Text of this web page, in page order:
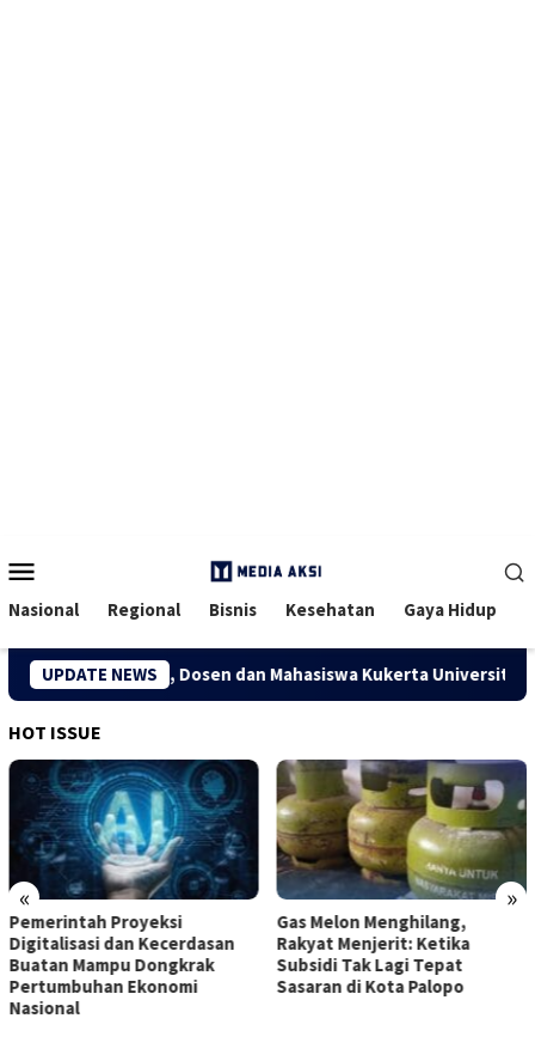
Mobile
Nasional Regional Bisnis Kesehatan Gaya Hidup
UPDATE NEWS
Desa Kuapan, Dosen dan Mahasiswa Kukerta Universitas
HOT ISSUE
« »
Gas Melon Menghilang,
Rakyat Menjerit: Ketika
Subsidi Tak Lagi Tepat
Sasaran di Kota Palopo
Inilah 12 Jenis
yang Muncul Akibat
Transformasi